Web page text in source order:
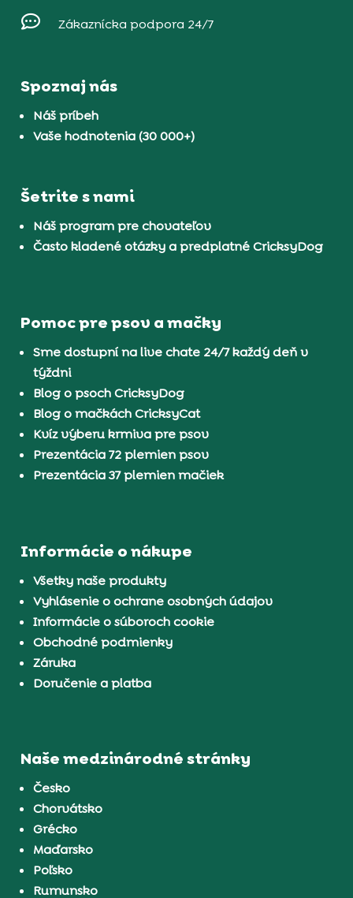
 Zákaznícka podpora 24/7
Spoznaj nás
Náš príbeh
Vaše hodnotenia (30 000+)
Šetrite s nami
Náš program pre chovateľov
Často kladené otázky a predplatné CricksyDog
Pomoc pre psov a mačky
Sme dostupní na live chate 24/7 každý deň v
týždni
Blog o psoch CricksyDog
Blog o mačkách CricksyCat
Kvíz výberu krmiva pre psov
Prezentácia 72 plemien psov
Prezentácia 37 plemien mačiek
Informácie o nákupe
Všetky naše produkty
Vyhlásenie o ochrane osobných údajov
Informácie o súboroch cookie
Obchodné podmienky
Záruka
Doručenie a platba
Naše medzinárodné stránky
Česko
Chorvátsko
Grécko
Maďarsko
Poľsko
Rumunsko